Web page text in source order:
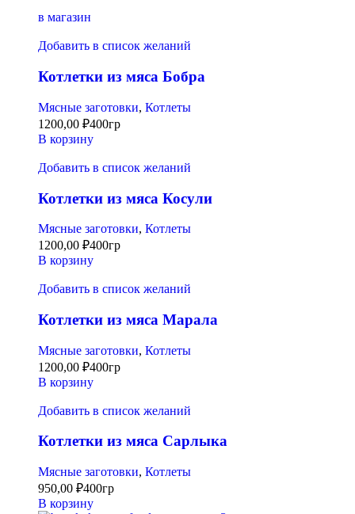
в магазин
Добавить в список желаний
Котлетки из мяса Бобра
Мясные заготовки, Котлеты
1200,00 ₽400гр
В корзину
Добавить в список желаний
Котлетки из мяса Косули
Мясные заготовки, Котлеты
1200,00 ₽400гр
В корзину
Добавить в список желаний
Котлетки из мяса Марала
Мясные заготовки, Котлеты
1200,00 ₽400гр
В корзину
Добавить в список желаний
Котлетки из мяса Сарлыка
Мясные заготовки, Котлеты
950,00 ₽400гр
В корзину